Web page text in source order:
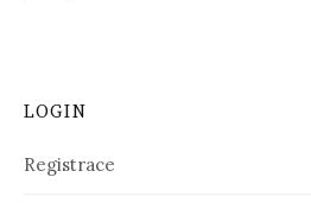
LOGIN
Registrace